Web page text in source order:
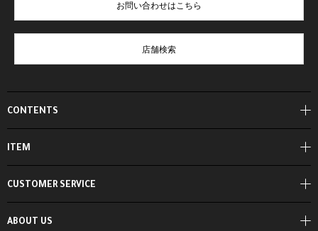
CONTENTS
ITEM
ABOUT US
お問い合わせはこちら
店舗検索
CUSTOMER SERVICE